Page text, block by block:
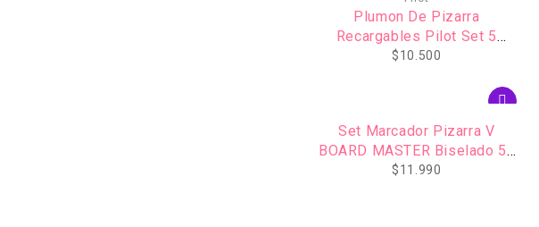
Plumon De Pizarra
Recargables Pilot Set 5
Colores
$10.500
Set Marcador Pizarra V
BOARD MASTER Biselado 5u
PILOT
$11.990